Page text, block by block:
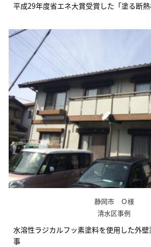
平成29年度省エネ大賞受賞した「塗る断
静岡市 Ｏ様
清水区事例
水溶性ラジカルフッ素塗料を使用した外
事